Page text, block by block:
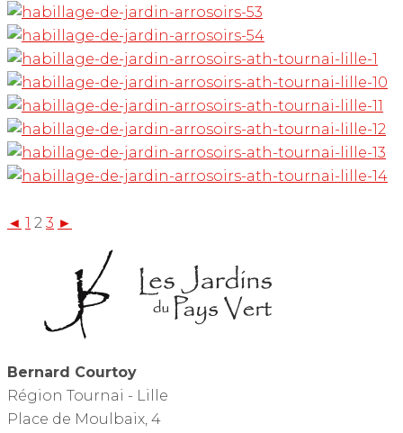
◄ 1 2 3 ►
Bernard Courtoy
Région Tournai - Lille
Place de Moulbaix, 4